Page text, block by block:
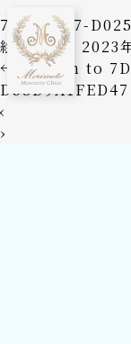
7D2C0647-
絵美森本
2023
←
Return to
D58D9A1FED47
‹
›